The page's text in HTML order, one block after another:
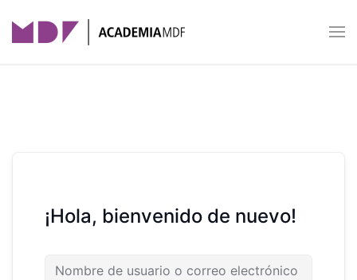
Skip to main content
¡Hola, bienvenido de nuevo!